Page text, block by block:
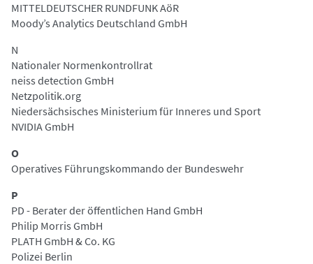
MITTELDEUTSCHER RUNDFUNK AöR
Moody’s Analytics Deutschland GmbH
N
Nationaler Normenkontrollrat
neiss detection GmbH
Netzpolitik.org
Niedersächsisches Ministerium für Inneres und Sport
NVIDIA GmbH
O
Operatives Führungskommando der Bundeswehr
P
PD - Berater der öffentlichen Hand GmbH
Philip Morris GmbH
PLATH GmbH & Co. KG
Polizei Berlin